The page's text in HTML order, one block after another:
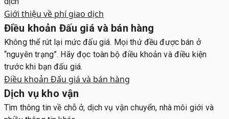
Giới thiệu về phí giao dịch
Điều khoản Đấu giá và bán hàng
Không thể rút lại mức đấu giá. Mọi thứ đều được bán ở
“nguyên trạng”. Hãy đọc toàn bộ điều khoản và điều kiện
trước khi bạn đấu giá.
Điều khoản Đấu giá và bán hàng
Dịch vụ kho vận
Tìm thông tin về chỗ ở, dịch vụ vận chuyển, nhà môi giới và